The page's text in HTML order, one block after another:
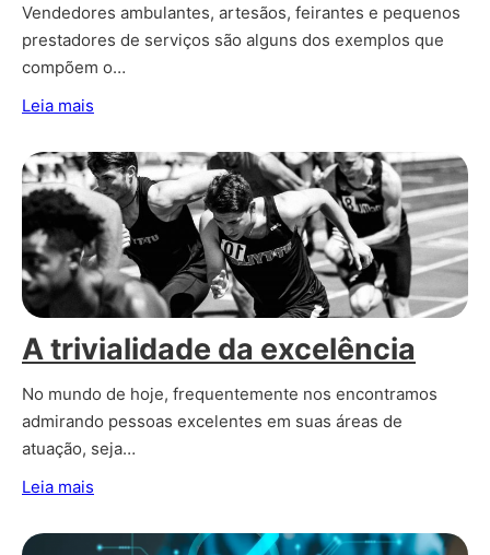
Vendedores ambulantes, artesãos, feirantes e pequenos
prestadores de serviços são alguns dos exemplos que
compõem o…
Leia mais
A trivialidade da excelência
No mundo de hoje, frequentemente nos encontramos
admirando pessoas excelentes em suas áreas de
atuação, seja…
Leia mais